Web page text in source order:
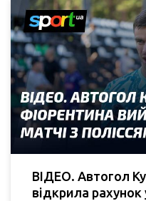
ВІДЕО. Автогол
відкрила